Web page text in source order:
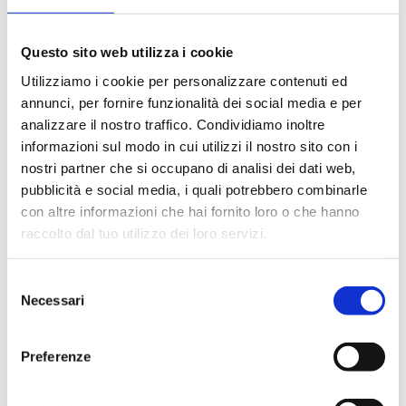
Questo sito web utilizza i cookie
Utilizziamo i cookie per personalizzare contenuti ed
annunci, per fornire funzionalità dei social media e per
analizzare il nostro traffico. Condividiamo inoltre
informazioni sul modo in cui utilizzi il nostro sito con i
nostri partner che si occupano di analisi dei dati web,
pubblicità e social media, i quali potrebbero combinarle
con altre informazioni che hai fornito loro o che hanno
raccolto dal tuo utilizzo dei loro servizi.
delNecessari
Preferenze
27 febbraio 2025 – In
partenza CAPAS tra le
righe-Book Club aperto
a tutti gli studenti